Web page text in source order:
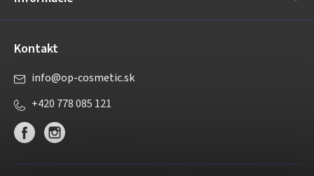
Kontakt
info@op-cosmetic.sk
+420 778 085 121